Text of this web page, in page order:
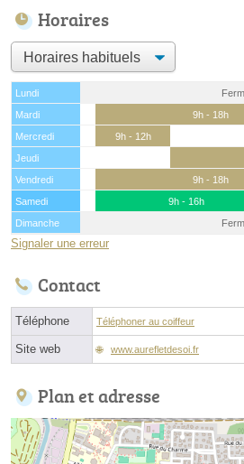
Horaires
Lundi
Mardi
9h - 18h
Mercredi
9h - 12h
Jeudi
Vendredi
9h - 18h
Samedi
9h - 16h
Dimanche
Signaler une erreur
Contact
Téléphone Téléphoner au coiffeur
Site web www.aurefletdesoi.fr
Plan et adresse